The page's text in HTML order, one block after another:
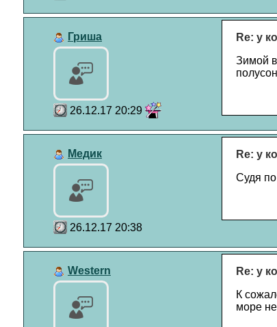
Гриша
26.12.17 20:29
Re: у
Зимой
Медик
26.12.17 20:38
Re: у
Судя
Western
Re: у
К
море